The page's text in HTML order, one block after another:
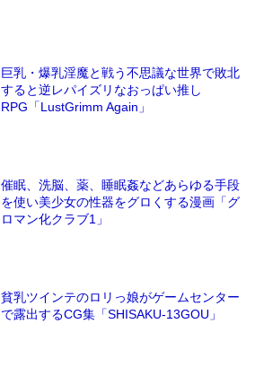
巨乳・爆乳淫魔と戦う不思議な世界で敗北
すると逆レパイズリなおっぱい推し
RPG「LustGrimm Again」
催眠、洗脳、薬、睡眠姦などあらゆる手段
を使い美少女の性器をグロくする漫画「グ
ロマン化クラブ1」
貧乳ツインテのロリっ娘がゲームセンター
で露出するCG集「SHISAKU-13GOU」